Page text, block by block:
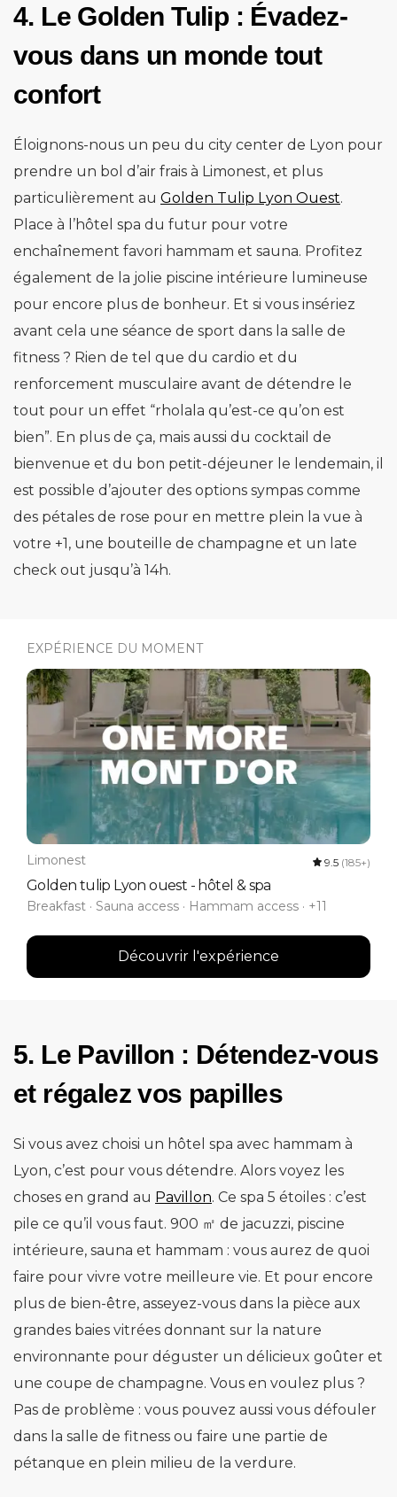
4. Le Golden Tulip : Évadez-
vous dans un monde tout
confort
Éloignons-nous un peu du city center de Lyon pour
prendre un bol d’air frais à Limonest, et plus
particulièrement au Golden Tulip Lyon Ouest.
Place à l’hôtel spa du futur pour votre
enchaînement favori hammam et sauna. Profitez
également de la jolie piscine intérieure lumineuse
pour encore plus de bonheur. Et si vous insériez
avant cela une séance de sport dans la salle de
fitness ? Rien de tel que du cardio et du
renforcement musculaire avant de détendre le
tout pour un effet “rholala qu’est-ce qu’on est
bien”. En plus de ça, mais aussi du cocktail de
bienvenue et du bon petit-déjeuner le lendemain, il
est possible d’ajouter des options sympas comme
des pétales de rose pour en mettre plein la vue à
votre +1, une bouteille de champagne et un late
check out jusqu’à 14h.
EXPÉRIENCE DU MOMENT
Limonest 9.5 (185+)
Golden tulip Lyon ouest - hôtel & spa
Breakfast · Sauna access · Hammam access · +11
Découvrir l'expérience
5. Le Pavillon : Détendez-vous
et régalez vos papilles
Si vous avez choisi un hôtel spa avec hammam à
Lyon, c’est pour vous détendre. Alors voyez les
choses en grand au Pavillon. Ce spa 5 étoiles : c’est
pile ce qu’il vous faut. 900 ㎡ de jacuzzi, piscine
intérieure, sauna et hammam : vous aurez de quoi
faire pour vivre votre meilleure vie. Et pour encore
plus de bien-être, asseyez-vous dans la pièce aux
grandes baies vitrées donnant sur la nature
environnante pour déguster un délicieux goûter et
une coupe de champagne. Vous en voulez plus ?
Pas de problème : vous pouvez aussi vous défouler
dans la salle de fitness ou faire une partie de
pétanque en plein milieu de la verdure.